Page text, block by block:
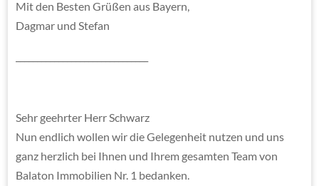
Mit den Besten Grüßen aus Bayern,
Dagmar und Stefan
Sehr geehrter Herr Schwarz
Nun endlich wollen wir die Gelegenheit nutzen und uns
ganz herzlich bei Ihnen und Ihrem gesamten Team von
Balaton Immobilien Nr. 1 bedanken.